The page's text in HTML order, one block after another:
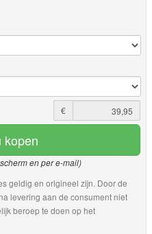
€
kopen
en per e-mail)
geldig en origineel zijn. Door de
levering aan de consument niet
beroep te doen op het